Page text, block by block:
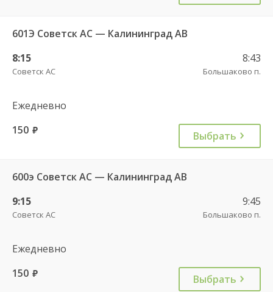
601Э Советск АС — Калининград АВ
8:15
Советск АС
8:43
Большаково п.
Ежедневно
150 руб. Выбрать
600э Советск АС — Калининград АВ
9:15
Советск АС
9:45
Большаково п.
Ежедневно
150 руб. Выбрать